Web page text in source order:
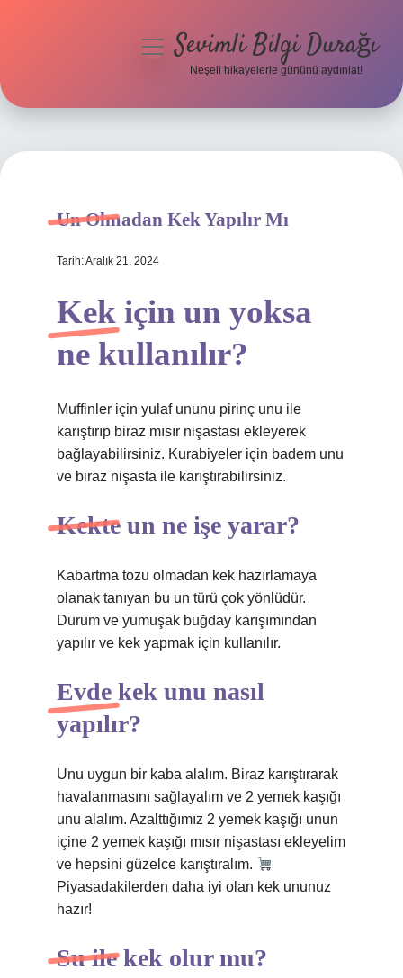
Hakkımızda
menüyüSevimli Bilgi Durağı
Neşeli hikayelerle gününü aydınlat!
Un Olmadan Kek Yapılır Mı
Tarih: Aralık 21, 2024
Kek için un yoksa
ne kullanılır?
Muffinler için yulaf ununu pirinç unu ile
karıştırıp biraz mısır nişastası ekleyerek
bağlayabilirsiniz. Kurabiyeler için badem unu
ve biraz nişasta ile karıştırabilirsiniz.
Kekte un ne işe yarar?
Kabartma tozu olmadan kek hazırlamaya
olanak tanıyan bu un türü çok yönlüdür.
Durum ve yumuşak buğday karışımından
yapılır ve kek yapmak için kullanılır.
Evde kek unu nasıl
yapılır?
Unu uygun bir kaba alalım. Biraz karıştırarak
havalanmasını sağlayalım ve 2 yemek kaşığı
unu alalım. Azalttığımız 2 yemek kaşığı unun
içine 2 yemek kaşığı mısır nişastası ekleyelim
ve hepsini güzelce karıştıralım.
Piyasadakilerden daha iyi olan kek ununuz
hazır!
Su ile kek olur mu?